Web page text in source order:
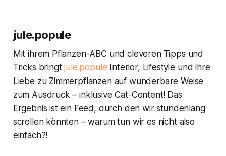
jule.popule
Mit ihrem Pflanzen-ABC und cleveren Tipps und
Tricks bringtjule.popule Interior, Lifestyle und ihre
Liebe zu Zimmerpflanzen auf wunderbare Weise
zum Ausdruck – inklusive Cat-Content! Das
Ergebnis ist ein Feed, durch den wir stundenlang
scrollen könnten – warum tun wir es nicht also
einfach?!